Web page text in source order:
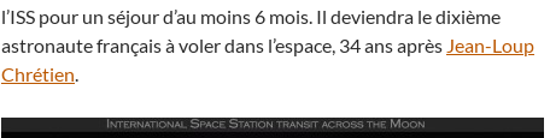
l’ISS pour un séjour d’au moins 6 mois. Il deviendra le dixième
astronaute français à voler dans l’espace, 34 ans après Jean-Loup
Chrétien.